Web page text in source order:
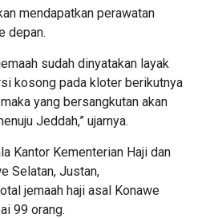
mendapatkan perawatan
depan.
sudah dinyatakan layak
kosong pada kloter berikutnya
yang bersangkutan akan
Jeddah,” ujarnya.
Kantor Kementerian Haji dan
Selatan, Justan,
jemaah haji asal Konawe
99 orang.